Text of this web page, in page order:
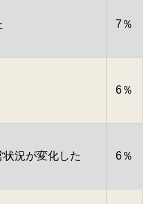
7％
6％
況が変化した 6％